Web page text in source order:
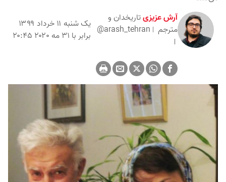
آرش عزیزیتاریخدان و
مترجم
@arash_tehran
یک شنبه ۱۱ خرداد ۱۳۹۹
برابر با ۳۱ مه ۲۰۲۰ ۲۰:۴۵